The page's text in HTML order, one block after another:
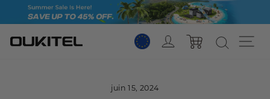
Passer
au
contenu
Se connecter
Panier
juin 15, 2024